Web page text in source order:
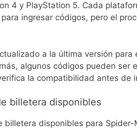
4 y PlayStation 5. Cada
ingresar códigos, pero el
a la última versión para
algunos códigos pueden ser
la compatibilidad antes de
billetera disponibles
billetera disponibles para Spider-